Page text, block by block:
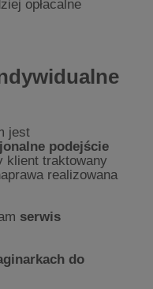
opłacalne
jest
podejście
klient traktowany
realizowana
serwis
do